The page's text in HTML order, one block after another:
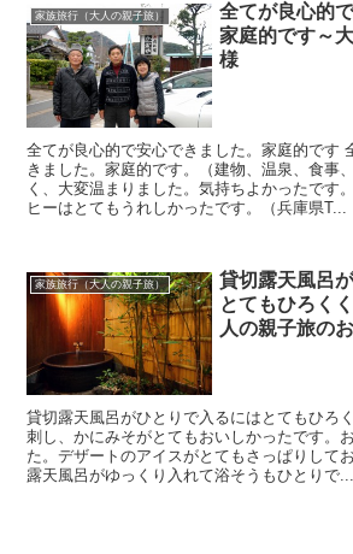
家族旅行（大人の親子旅）
全てが良心的
家庭的です～
様
全てが良心的で安心できました。家庭的です
きました。家庭的です。（建物、温泉、食事
く、大変温まりました。気持ちよかったです
ヒーはとてもうれしかったです。（兵庫県T...
家族旅行（大人の親子旅）
貸切露天風呂
とてもひろく
人の親子旅の
貸切露天風呂がひとりで入るにはとてもひろ
刺し、かにみそがとてもおいしかったです。
た。デザートのアイスがとてもさっぱりして
露天風呂がゆっくり入れて浴そうもひとりで...